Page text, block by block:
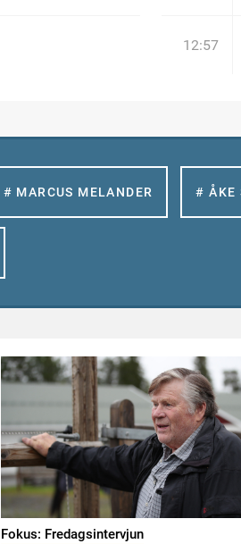
12:57
# MARCUS MELANDER # ÅKE
Fokus: Fredagsintervjun